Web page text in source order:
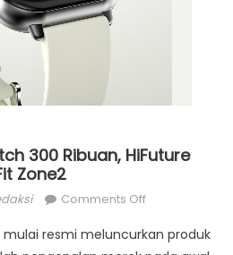
300 Ribuan, HiFuture
Zone2
Comments Offon
Smartwatch
resmi meluncurkan produk